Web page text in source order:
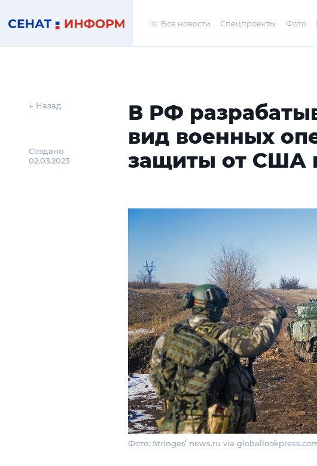
Все новости Спецпроекты Фото
← Назад
Создано
02.03.2023
В РФ
вид военных
защиты от США
Фото: Stringer/ news.ru via